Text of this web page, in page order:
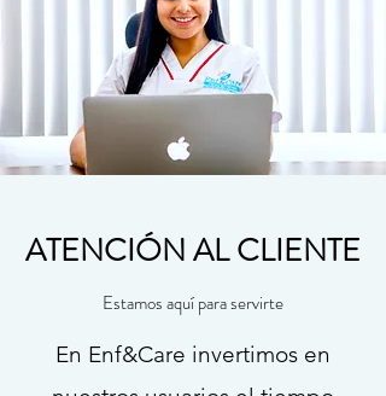
ATENCIÓN AL CLIENTE
Estamos aquí para servirte
En Enf&Care invertimos en